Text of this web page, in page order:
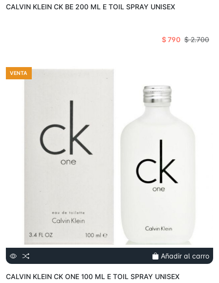
CALVIN KLEIN CK BE 200 ML E TOIL SPRAY UNISEX
$ 790 $ 2.700
VENTA
Añadir al carro
CALVIN KLEIN CK ONE 100 ML E TOIL SPRAY UNISEX